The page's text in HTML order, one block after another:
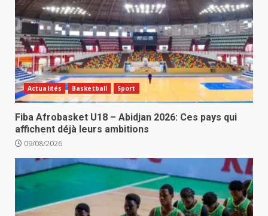
Actualités Basketball Sport
Fiba Afrobasket U18 – Abidjan 2026: Ces pays qui
affichent déjà leurs ambitions
09/08/2026